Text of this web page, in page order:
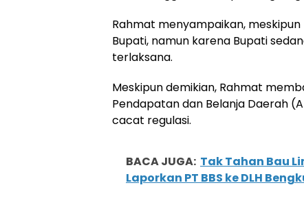
Rahmat menyampaikan,
Bupati, namun karena Bupati
terlaksana.
Meskipun demikian, Rahmat
Pendapatan dan Belanja Daerah
cacat regulasi.
BACA JUGA: Tak Tahan Bau
Laporkan PT BBS ke DLH